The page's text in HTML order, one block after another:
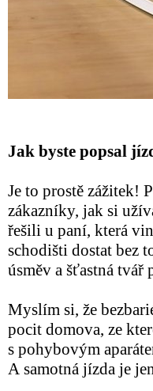
Jak byste popsal
Je to prostě zážitek!
zákazníky, jak si
řešili u paní, která
schodišti dostat bez
úsměv a šťastná
Myslím si, že
pocit domova, ze
s pohybovým
A samotná jízda je